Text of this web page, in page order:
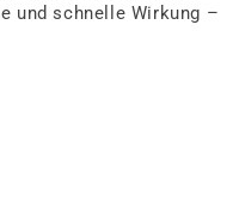
und schnelle Wirkung –